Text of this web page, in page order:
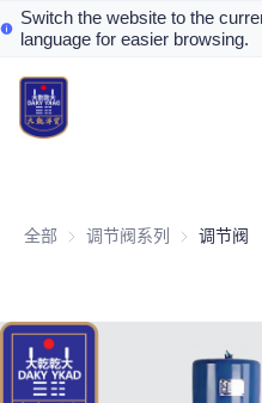
Switch the website to the
language for easier browsing.
全部 调节阀系列 调节阀系列
调节阀
Home
Valve Products
Valve News